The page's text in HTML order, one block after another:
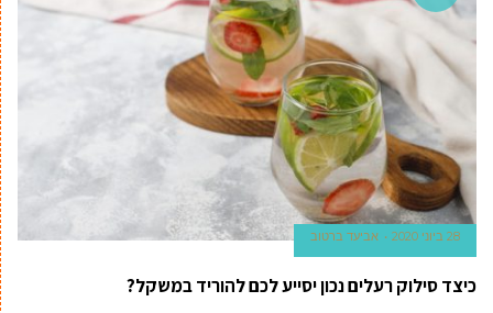
28 ביוני 2020 אביעד ברטוב
כיצד סילוק רעלים נכון יסייע לכם להוריד במשקל?